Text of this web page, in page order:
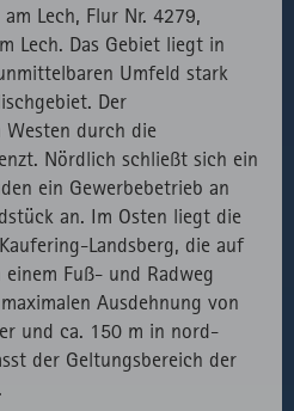
Lech, Flur Nr. 4279,
Lech. Das Gebiet liegt in
Umfeld stark
Der
durch die
Nördlich schließt sich ein
ein Gewerbebetrieb an
an. Im Osten liegt die
Landsberg, die auf
Fuß- und Radweg
Ausdehnung von
und ca. 150 m in nord-
der Geltungsbereich der